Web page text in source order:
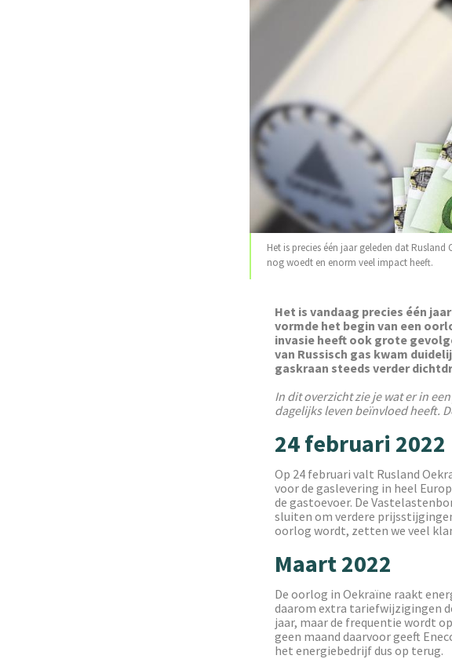
Het is precies één jaar geleden dat
nog woedt en enorm veel impact heeft.
‌Het is vandaag precies één
vormde het begin van een
invasie heeft ook grote
van Russisch gas kwam
gaskraan steeds verder
In dit overzicht zie je wat er in
dagelijks leven beïnvloed heeft.
24 februari 2022
Op 24 februari valt Rusland
voor de gaslevering in heel
de gastoevoer. De
sluiten om verdere
oorlog wordt, zetten we veel
Maart 2022
De oorlog in Oekraïne raakt
daarom extra tariefwijzigingen
jaar, maar de frequentie wordt
geen maand daarvoor geeft
het energiebedrijf dus op terug.